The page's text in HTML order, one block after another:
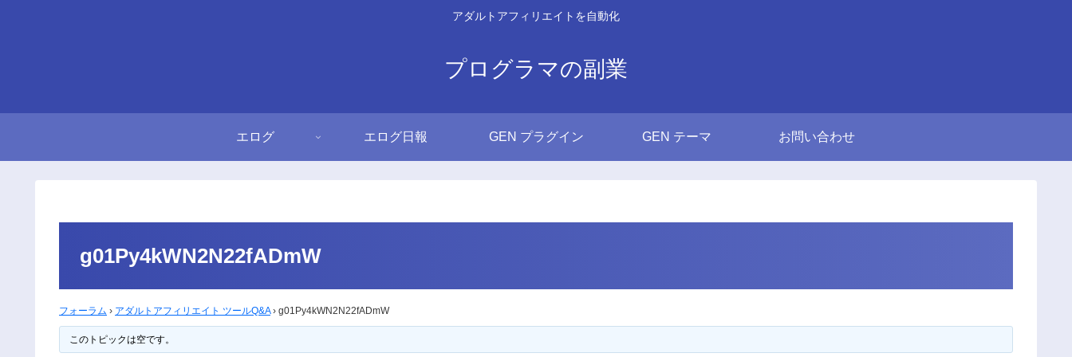
アダルトアフィリエイトを自動化
プログラマの副業
エログ エログ日報 GEN プラグイン GEN テーマ お問い合わせ
g01Py4kWN2N22fADmW
フォーラム › アダルトアフィリエイト ツールQ&A › g01Py4kWN2N22fADmW
このトピックは空です。